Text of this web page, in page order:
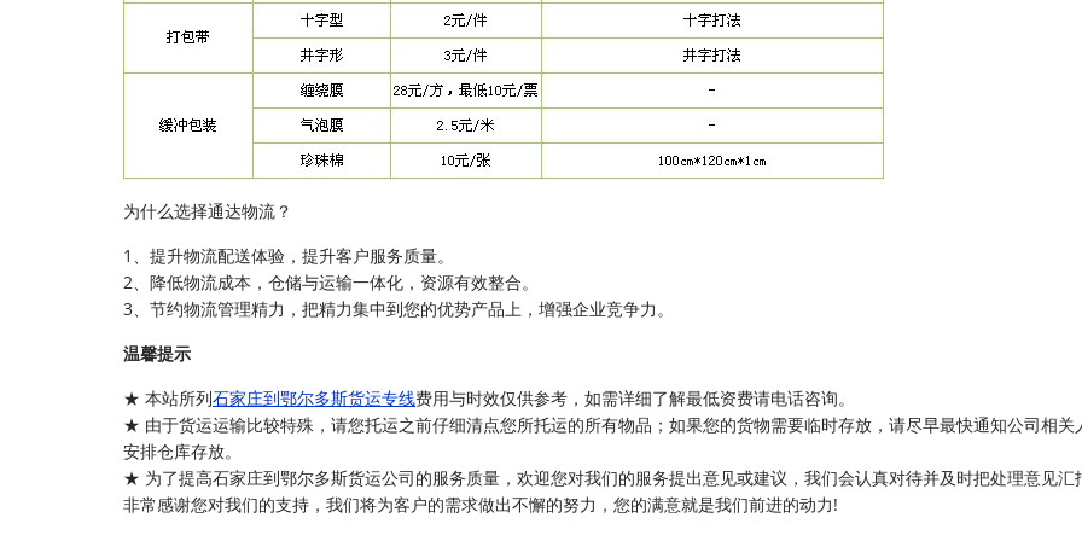
为什么选择通达物流？
1、提升物流配送体验，提升客户服务质量。
2、降低物流成本，仓储与运输一体化，资源有效整合。
3、节约物流管理精力，把精力集中到您的优势产品上，增强企业竞争力。
温馨提示
★ 本站所列石家庄到鄂尔多斯货运专线费用与时效仅供参考，如需详细了解最低资费请电话咨询。
★ 由于货运运输比较特殊，请您托运之前仔细清点您所托运的所有物品；如果您的货物需要临时存放，请尽早最快通知公司相关
安排仓库存放。
★ 为了提高石家庄到鄂尔多斯货运公司的服务质量，欢迎您对我们的服务提出意见或建议，我们会认真对待并及时把处理意见汇
非常感谢您对我们的支持，我们将为客户的需求做出不懈的努力，您的满意就是我们前进的动力!